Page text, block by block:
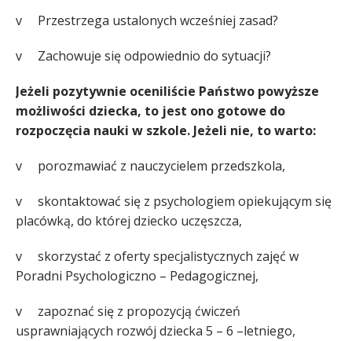
v Przestrzega ustalonych wcześniej zasad?
v Zachowuje się odpowiednio do sytuacji?
Jeżeli pozytywnie oceniliście Państwo powyższe
możliwości dziecka, to jest ono gotowe do
rozpoczęcia nauki w szkole. Jeżeli nie, to warto:
v porozmawiać z nauczycielem przedszkola,
v skontaktować się z psychologiem opiekującym się
placówką, do której dziecko uczęszcza,
v skorzystać z oferty specjalistycznych zajęć w
Poradni Psychologiczno – Pedagogicznej,
v zapoznać się z propozycją ćwiczeń
usprawniających rozwój dziecka 5 – 6 –letniego,